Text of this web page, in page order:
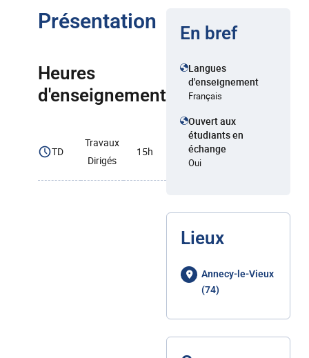
Présentation
Heures
d'enseignement
TD
Travaux
Dirigés
15h
En bref
Langues
d'enseignement
Français
Ouvert aux
étudiants en
échange
Oui
Lieux
Annecy-le-Vieux
(74)